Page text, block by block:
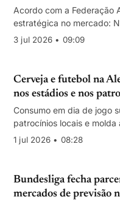
Acordo com a Federação
estratégica no mercado:
2027 e passa a fornecer
3 jul 2026 • 09:09
Cerveja e futebol na
nos estádios e nos
Consumo em dia de jogo
patrocínios locais e
Bundesliga
1 jul 2026 • 08:28
Bundesliga fecha
mercados de previsão